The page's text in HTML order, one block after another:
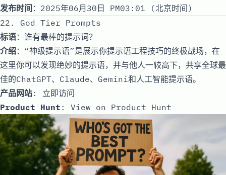
发布时间 ：2025年06月30日 PM03:01 (北京时间)
22. God Tier Prompts
标语：谁有最棒的提示词？
介绍：“神级提示语”是展示你提示语工程技巧的终极战场，在
这里你可以发现绝妙的提示语，并与他人一较高下，共享全球最
佳的ChatGPT、Claude、Gemini和人工智能提示语。
产品网站: 立即访问
Product Hunt : View on Product Hunt